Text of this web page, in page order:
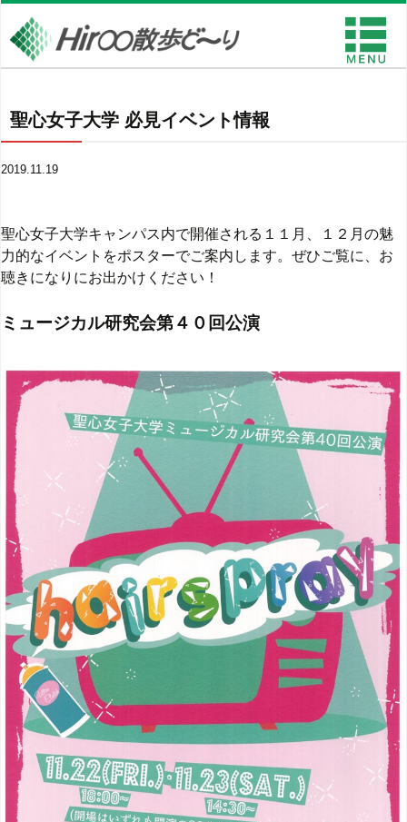
聖心女子大学 必見イベント情報
2019.11.19
聖心女子大学キャンパス内で開催される１１月、１２月の魅
力的なイベントをポスターでご案内します。ぜひご覧に、お
聴きになりにお出かけください！
ミュージカル研究会第４０回公演